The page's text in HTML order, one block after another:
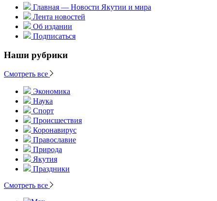
Главная — Новости Якутии и мира
Лента новостей
Об издании
Подписаться
Наши рубрики
Смотреть все
Экономика
Наука
Спорт
Происшествия
Коронавирус
Православие
Природа
Якутия
Праздники
Смотреть все